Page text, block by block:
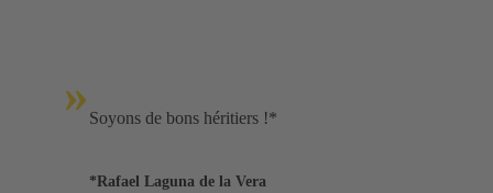
» Soyons de bons héritiers !*
*Rafael Laguna de la Vera